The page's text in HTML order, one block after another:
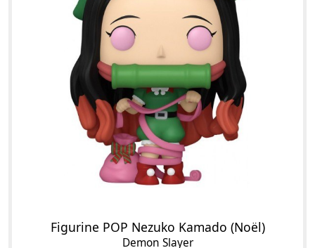
Figurine POP Nezuko Kamado (Noël)
Demon Slayer